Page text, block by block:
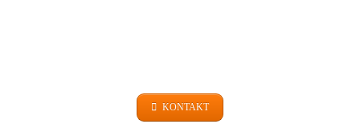
KONTAKT